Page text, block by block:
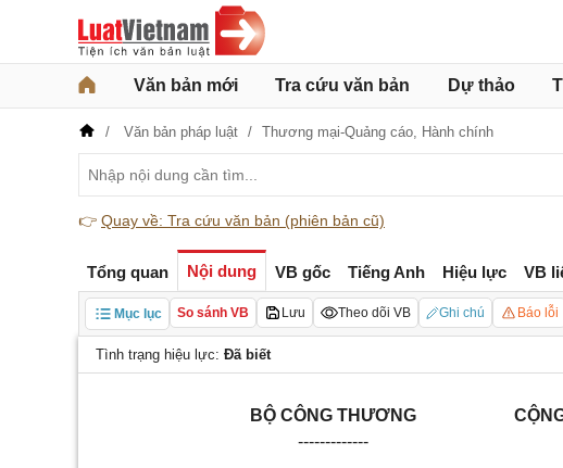
Văn bản mới Tra cứu văn bản Dự thảo
Văn bản pháp luật Thương mại-Quảng cáo, Hành chính
👉 Quay về: Tra cứu văn bản (phiên bản cũ)
Tổng quan Nội dung VB gốc Tiếng Anh Hiệu lực VB
Mục lục So sánh VB Lưu Theo dõi VB Ghi chú Báo lỗi
Tình trạng hiệu lực: Đã biết
BỘCÔNG THƯƠNG
-------------